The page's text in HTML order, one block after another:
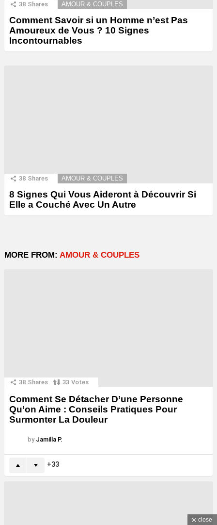
38 Shares AMOUR & COUPLES
Comment Savoir si un Homme n’est Pas
Amoureux de Vous ? 10 Signes
Incontournables
38 Shares AMOUR & COUPLES
8 Signes Qui Vous Aideront à Découvrir Si
Elle a Couché Avec Un Autre
MORE FROM: AMOUR & COUPLES
38 Shares 33 Votes
Comment Se Détacher D’une Personne
Qu’on Aime : Conseils Pratiques Pour
Surmonter La Douleur
by Jamilla P.
33
close